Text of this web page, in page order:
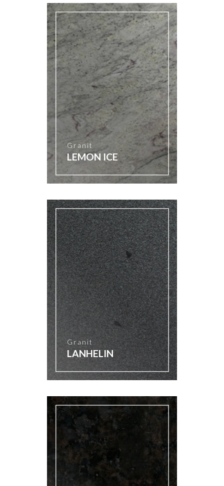
Granit
LEMON ICE
Granit
LANHELIN